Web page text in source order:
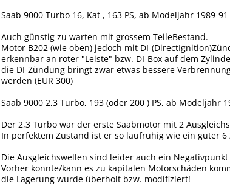
Saab 9000 Turbo 16, Kat , 163 PS, ab Modeljahr 1989-91
Auch günstig zu warten mit grossem TeileBestand.
Motor B202 (wie oben) jedoch mit DI-
erkennbar an roter "Leiste" bzw. DI-Box auf dem
die DI-Zündung bringt zwar etwas bessere
werden (EUR 300)
Saab 9000 2,3 Turbo, 193 (oder 200 ) PS, ab Modeljahr
Der 2,3 Turbo war der erste Saabmotor mit 2
In perfektem Zustand ist er so laufruhig wie ein guter
Die Ausgleichswellen sind leider auch ein
Vorher konnte/kann es zu kapitalen Motorschäden
die Lagerung wurde überholt bzw. modifiziert!